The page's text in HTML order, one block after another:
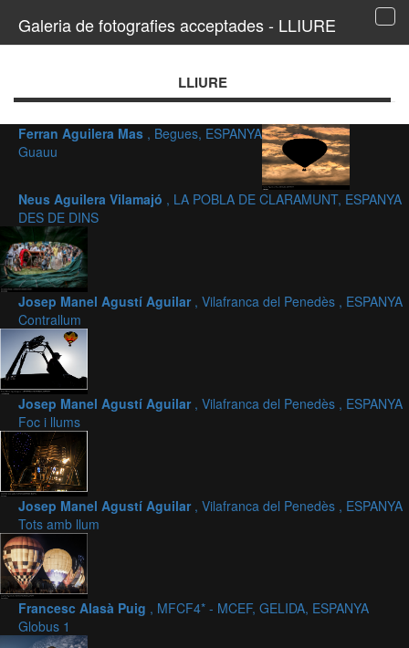
Galeria de fotografies acceptades - LLIURE
LLIURE
Ferran Aguilera Mas , Begues, ESPANYA
Guauu
Neus Aguilera Vilamajó , LA POBLA DE CLARAMUNT, ESPANYA
DES DE DINS
Josep Manel Agustí Aguilar , Vilafranca del Penedès , ESPANYA
Contrallum
Josep Manel Agustí Aguilar , Vilafranca del Penedès , ESPANYA
Foc i llums
Josep Manel Agustí Aguilar , Vilafranca del Penedès , ESPANYA
Tots amb llum
Francesc Alasà Puig , MFCF4* - MCEF, GELIDA, ESPANYA
Globus 1